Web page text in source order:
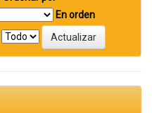
En orden